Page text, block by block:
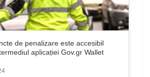
de penalizare este accesibil
aplicației Gov.gr Wallet